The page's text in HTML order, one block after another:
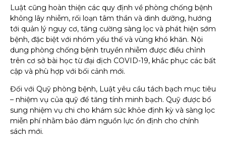
Luật cũng hoàn thiện các quy định về phòng chống bệnh
không lây nhiễm, rối loạn tâm thần và dinh dưỡng, hướng
tới quản lý nguy cơ, tăng cường sàng lọc và phát hiện sớm
bệnh, đặc biệt với nhóm yếu thế và vùng khó khăn. Nội
dung phòng chống bệnh truyền nhiễm được điều chỉnh
trên cơ sở bài học từ đại dịch COVID-19, khắc phục các bất
cập và phù hợp với bối cảnh mới.
Đối với Quỹ phòng bệnh, Luật yêu cầu tách bạch mục tiêu
– nhiệm vụ của quỹ để tăng tính minh bạch. Quỹ được bổ
sung nhiệm vụ chi cho khám sức khỏe định kỳ và sàng lọc
miễn phí nhằm bảo đảm nguồn lực ổn định cho chính
sách mới.